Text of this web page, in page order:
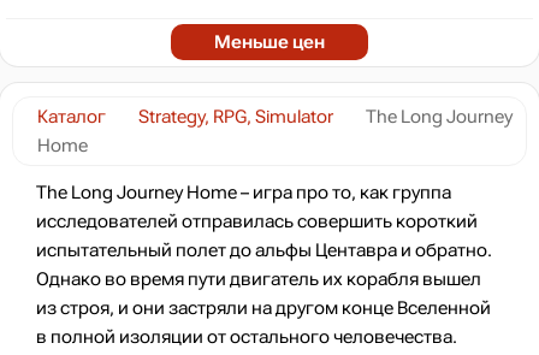
Каталог Strategy, RPG, Simulator
The Long Journey
Home
The Long Journey Home – игра про то, как группа
исследователей отправилась совершить короткий
испытательный полет до альфы Центавра и обратно.
Однако во время пути двигатель их корабля вышел
из строя, и они застряли на другом конце Вселенной
в полной изоляции от остального человечества.
Меньше цен